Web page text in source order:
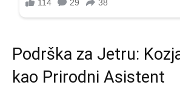
Podrška za Jetru:
kao Prirodni Asistent